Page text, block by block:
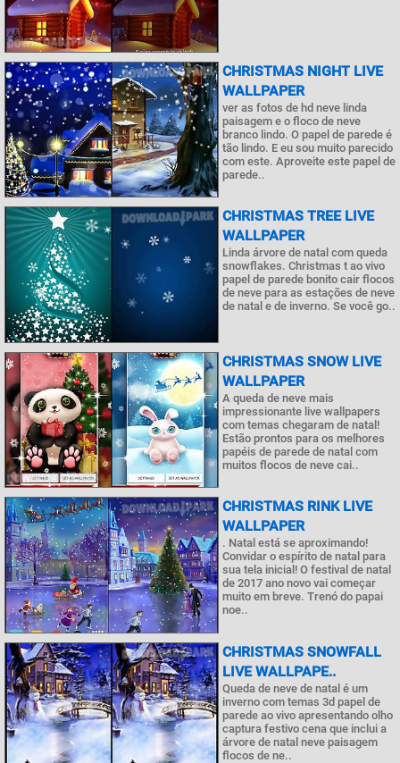
CHRISTMAS NIGHT LIVE
WALLPAPER
ver as fotos de hd neve linda
paisagem e o floco de neve
branco lindo. O papel de parede é
tão lindo. E eu sou muito parecido
com este. Aproveite este papel de
parede..
CHRISTMAS TREE LIVE
WALLPAPER
Linda árvore de natal com queda
snowflakes. Christmas t ao vivo
papel de parede bonito cair flocos
de neve para as estações de neve
de natal e de inverno. Se você go..
CHRISTMAS SNOW LIVE
WALLPAPER
A queda de neve mais
impressionante live wallpapers
com temas chegaram de natal!
Estão prontos para os melhores
papéis de parede de natal com
muitos flocos de neve cai..
CHRISTMAS RINK LIVE
WALLPAPER
. Natal está se aproximando!
Convidar o espírito de natal para
sua tela inicial! O festival de natal
de 2017 ano novo vai começar
muito em breve. Trenó do papai
noe..
CHRISTMAS SNOWFALL
LIVE WALLPAPE..
Queda de neve de natal é um
inverno com temas 3d papel de
parede ao vivo apresentando olho
captura festivo cena que inclui a
árvore de natal neve paisagem
flocos de ne..